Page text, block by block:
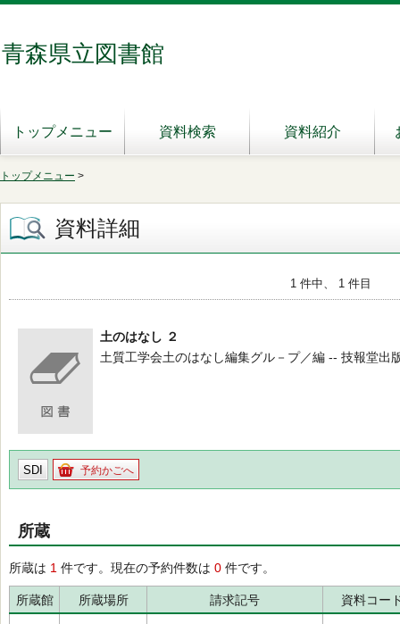
青森県立図書館
トップメニュー 資料検索 資料紹介
トップメニュー >
資料詳細
1 件中、 1 件目
土のはなし ２
土質工学会土のはなし編集グル－プ／編 -- 技報堂出
SDI 予約かごへ
所蔵
所蔵は 1 件です。現在の予約件数は 0 件です。
所蔵館 所蔵場所 請求記号 資料コー